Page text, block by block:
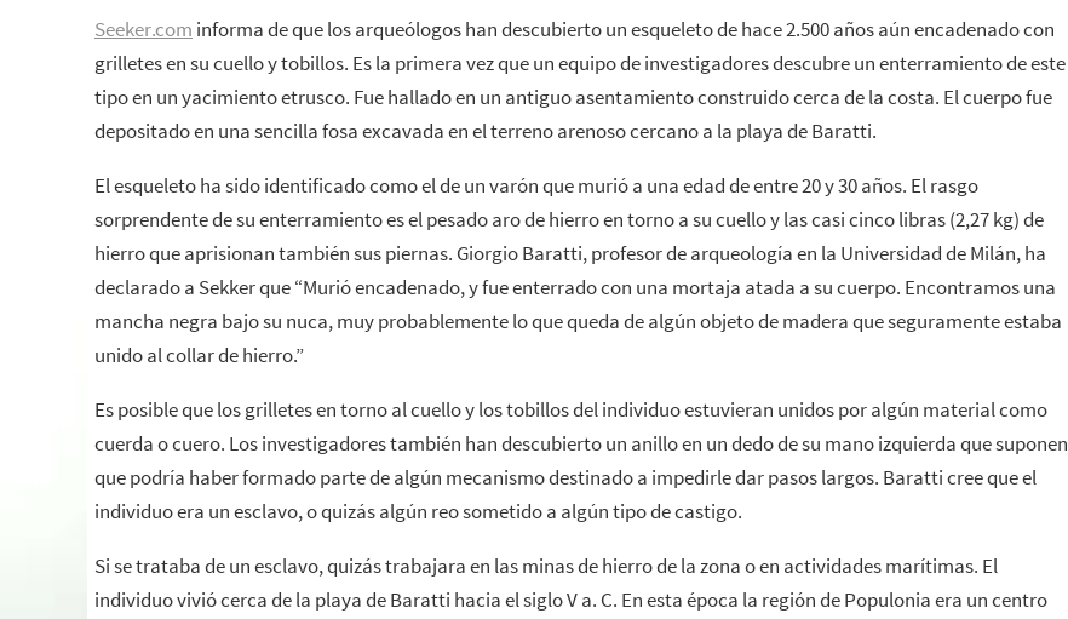
Seeker.com informa de que los arqueólogos han descubierto un esqueleto de hace 2.500 años aún encadenado con
grilletes en su cuello y tobillos. Es la primera vez que un equipo de investigadores descubre un enterramiento de este
tipo en un yacimiento etrusco. Fue hallado en un antiguo asentamiento construido cerca de la costa. El cuerpo fue
depositado en una sencilla fosa excavada en el terreno arenoso cercano a la playa de Baratti.
El esqueleto ha sido identificado como el de un varón que murió a una edad de entre 20 y 30 años. El rasgo
sorprendente de su enterramiento es el pesado aro de hierro en torno a su cuello y las casi cinco libras (2,27 kg) de
hierro que aprisionan también sus piernas. Giorgio Baratti, profesor de arqueología en la Universidad de Milán, ha
declarado a Sekker que “Murió encadenado, y fue enterrado con una mortaja atada a su cuerpo. Encontramos una
mancha negra bajo su nuca, muy probablemente lo que queda de algún objeto de madera que seguramente estaba
unido al collar de hierro.”
Es posible que los grilletes en torno al cuello y los tobillos del individuo estuvieran unidos por algún material como
cuerda o cuero. Los investigadores también han descubierto un anillo en un dedo de su mano izquierda que suponen
que podría haber formado parte de algún mecanismo destinado a impedirle dar pasos largos. Baratti cree que el
individuo era un esclavo, o quizás algún reo sometido a algún tipo de castigo.
Si se trataba de un esclavo, quizás trabajara en las minas de hierro de la zona o en actividades marítimas. El
individuo vivió cerca de la playa de Baratti hacia el siglo V a. C. En esta época la región de Populonia era un centro